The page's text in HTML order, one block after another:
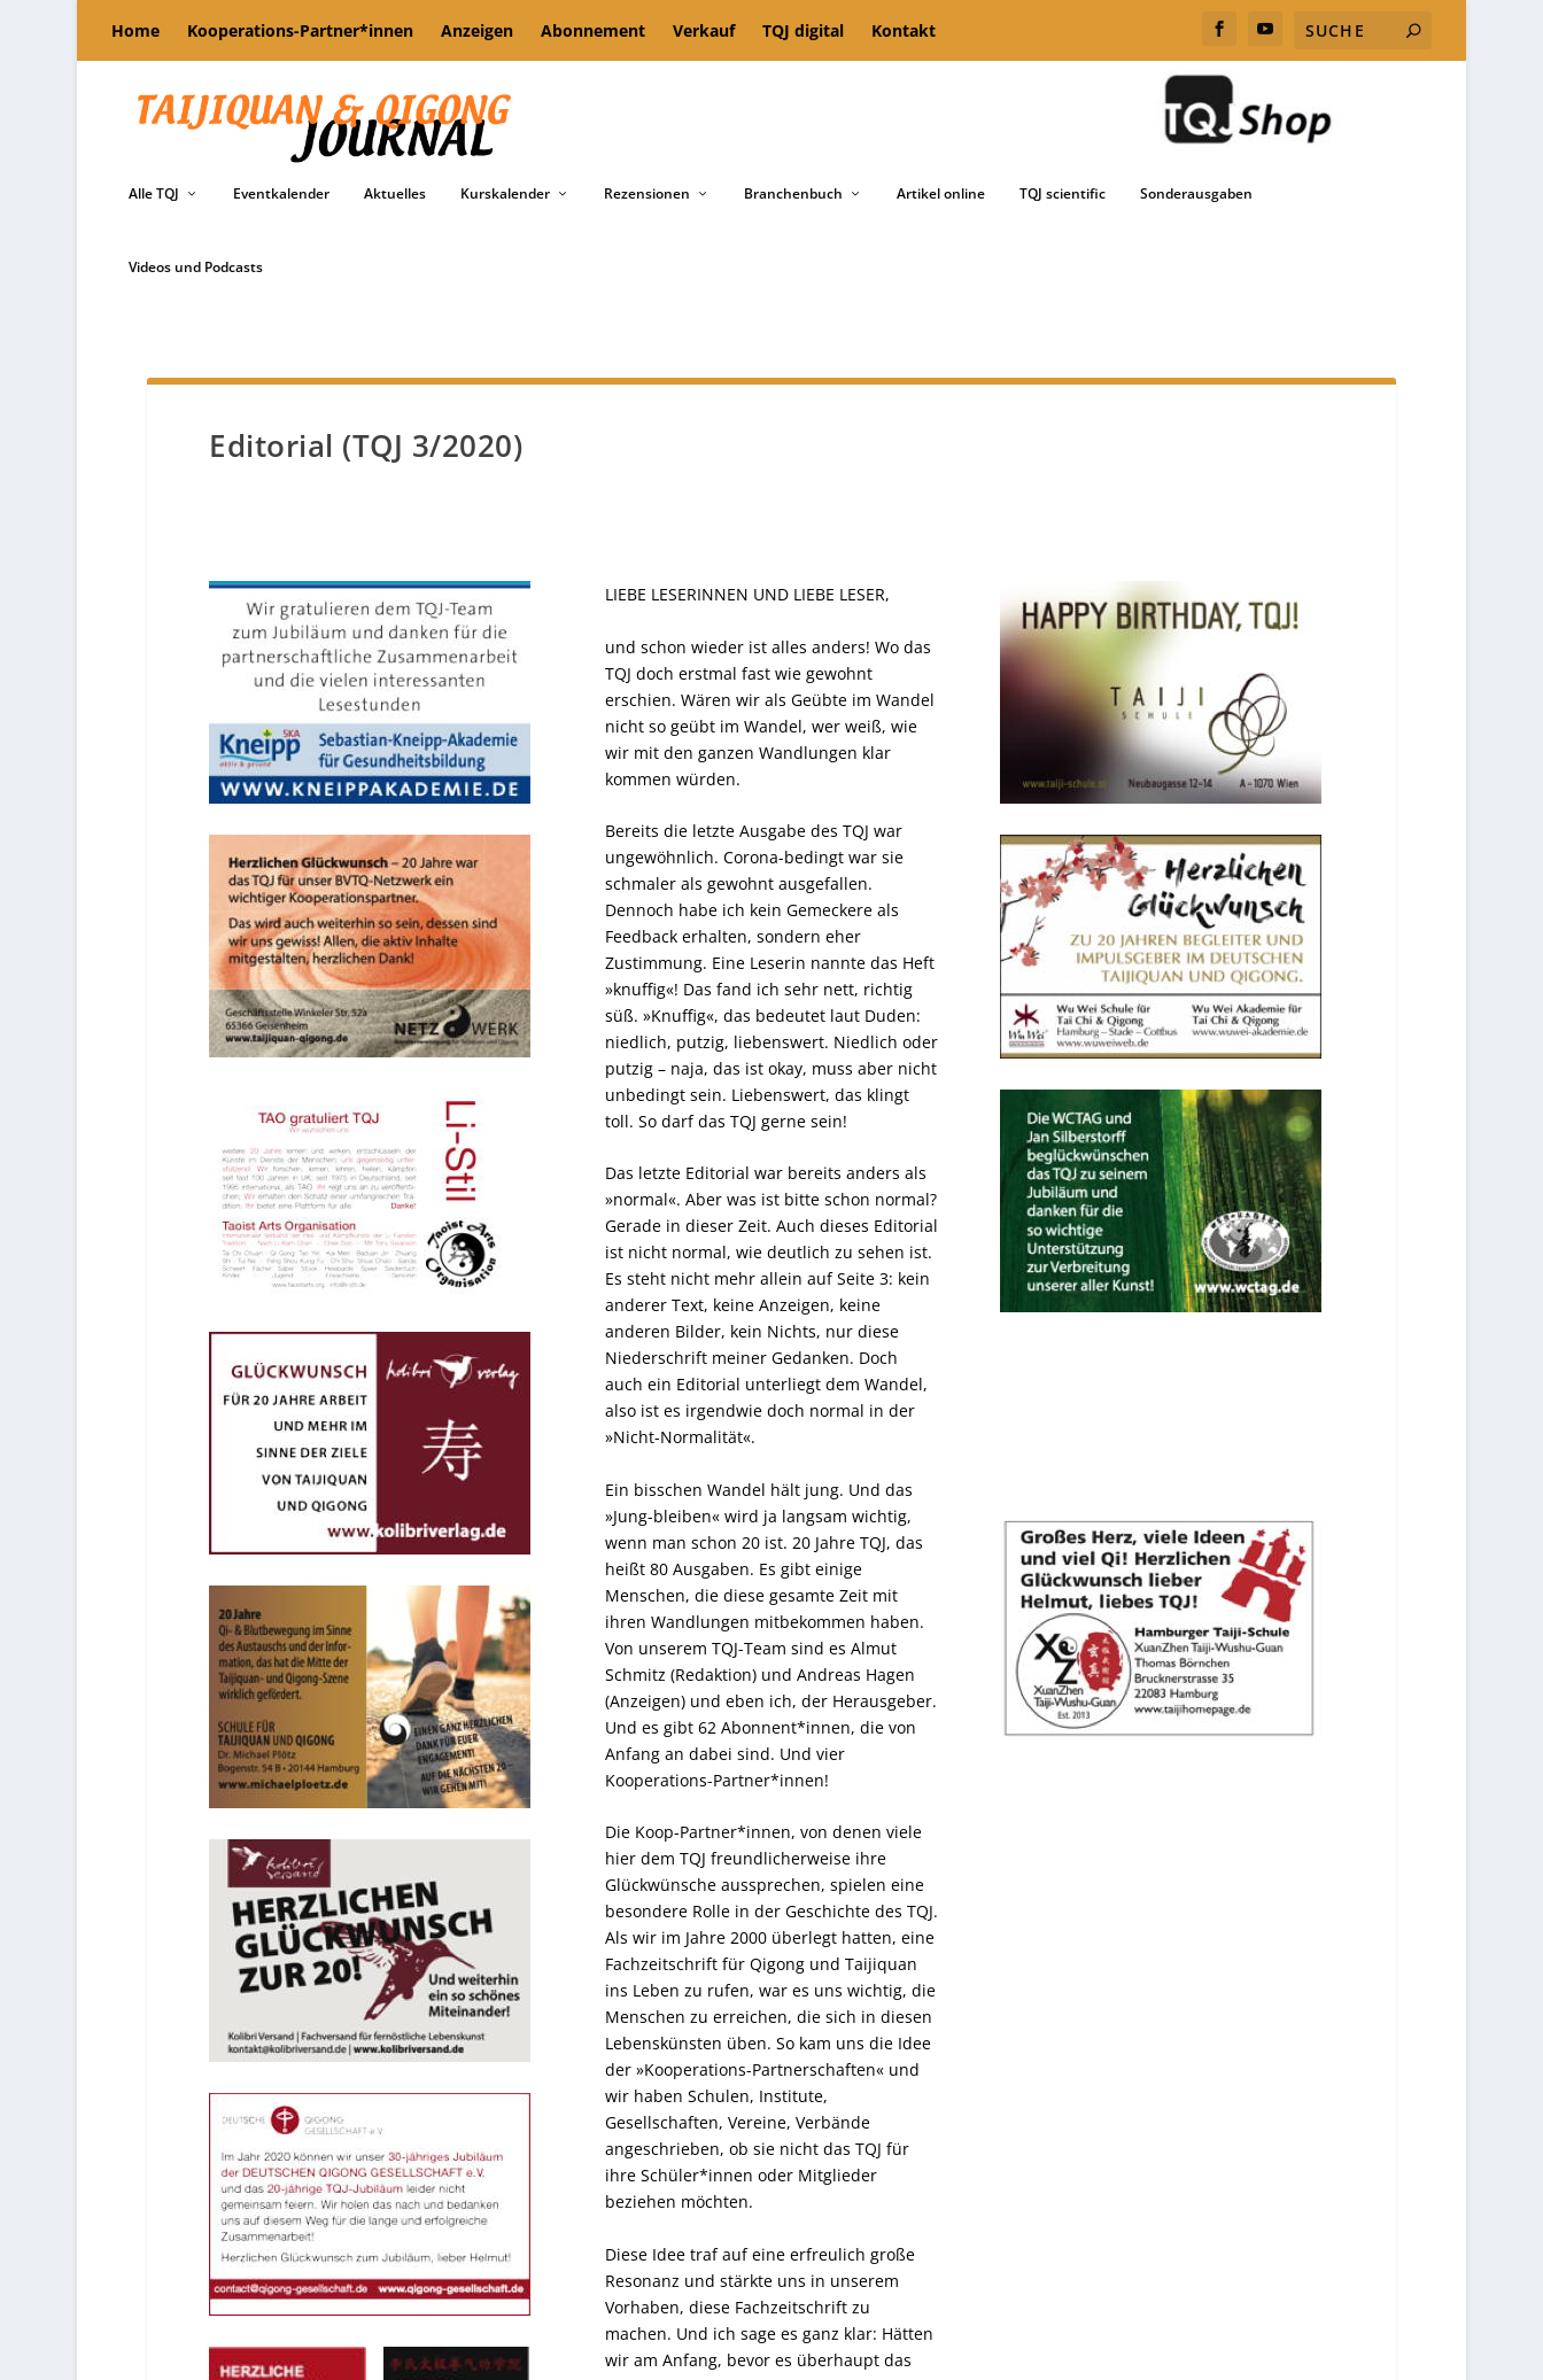
Home Kooperations-Partner*innen Anzeigen Abonnement Verkauf TQJ digital Kontakt
Alle TQJ Eventkalender Aktuelles Kurskalender Rezensionen Branchenbuch Artikel online TQJ scientific Sonderausgaben
Videos und Podcasts
Editorial (TQJ 3/2020)
LIEBE LESERINNEN UND LIEBE LESER,
und schon wieder ist alles anders! Wo das
TQJ doch erstmal fast wie gewohnt
erschien. Wären wir als Geübte im Wandel
nicht so geübt im Wandel, wer weiß, wie
wir mit den ganzen Wandlungen klar
kommen würden.
Bereits die letzte Ausgabe des TQJ war
ungewöhnlich. Corona-bedingt war sie
schmaler als gewohnt ausgefallen.
Dennoch habe ich kein Gemeckere als
Feedback erhalten, sondern eher
Zustimmung. Eine Leserin nannte das Heft
»knuffig«! Das fand ich sehr nett, richtig
süß. »Knuffig«, das bedeutet laut Duden:
niedlich, putzig, liebenswert. Niedlich oder
putzig – naja, das ist okay, muss aber nicht
unbedingt sein. Liebenswert, das klingt
toll. So darf das TQJ gerne sein!
Das letzte Editorial war bereits anders als
»normal«. Aber was ist bitte schon normal?
Gerade in dieser Zeit. Auch dieses Editorial
ist nicht normal, wie deutlich zu sehen ist.
Es steht nicht mehr allein auf Seite 3: kein
anderer Text, keine Anzeigen, keine
anderen Bilder, kein Nichts, nur diese
Niederschrift meiner Gedanken. Doch
auch ein Editorial unterliegt dem Wandel,
also ist es irgendwie doch normal in der
»Nicht-Normalität«.
Ein bisschen Wandel hält jung. Und das
»Jung-bleiben« wird ja langsam wichtig,
wenn man schon 20 ist. 20 Jahre TQJ, das
heißt 80 Ausgaben. Es gibt einige
Menschen, die diese gesamte Zeit mit
ihren Wandlungen mitbekommen haben.
Von unserem TQJ-Team sind es Almut
Schmitz (Redaktion) und Andreas Hagen
(Anzeigen) und eben ich, der Herausgeber.
Und es gibt 62 Abonnent*innen, die von
Anfang an dabei sind. Und vier
Kooperations-Partner*innen!
Die Koop-Partner*innen, von denen viele
hier dem TQJ freundlicherweise ihre
Glückwünsche aussprechen, spielen eine
besondere Rolle in der Geschichte des TQJ.
Als wir im Jahre 2000 überlegt hatten, eine
Fachzeitschrift für Qigong und Taijiquan
ins Leben zu rufen, war es uns wichtig, die
Menschen zu erreichen, die sich in diesen
Lebenskünsten üben. So kam uns die Idee
der »Kooperations-Partnerschaften« und
wir haben Schulen, Institute,
Gesellschaften, Vereine, Verbände
angeschrieben, ob sie nicht das TQJ für
ihre Schüler*innen oder Mitglieder
beziehen möchten.
Diese Idee traf auf eine erfreulich große
Resonanz und stärkte uns in unserem
Vorhaben, diese Fachzeitschrift zu
machen. Und ich sage es ganz klar: Hätten
wir am Anfang, bevor es überhaupt das